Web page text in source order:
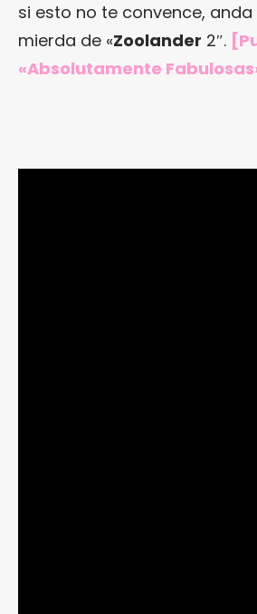
si esto no te convence,
mierda de «Zoolander 2″.
«Absolutamente